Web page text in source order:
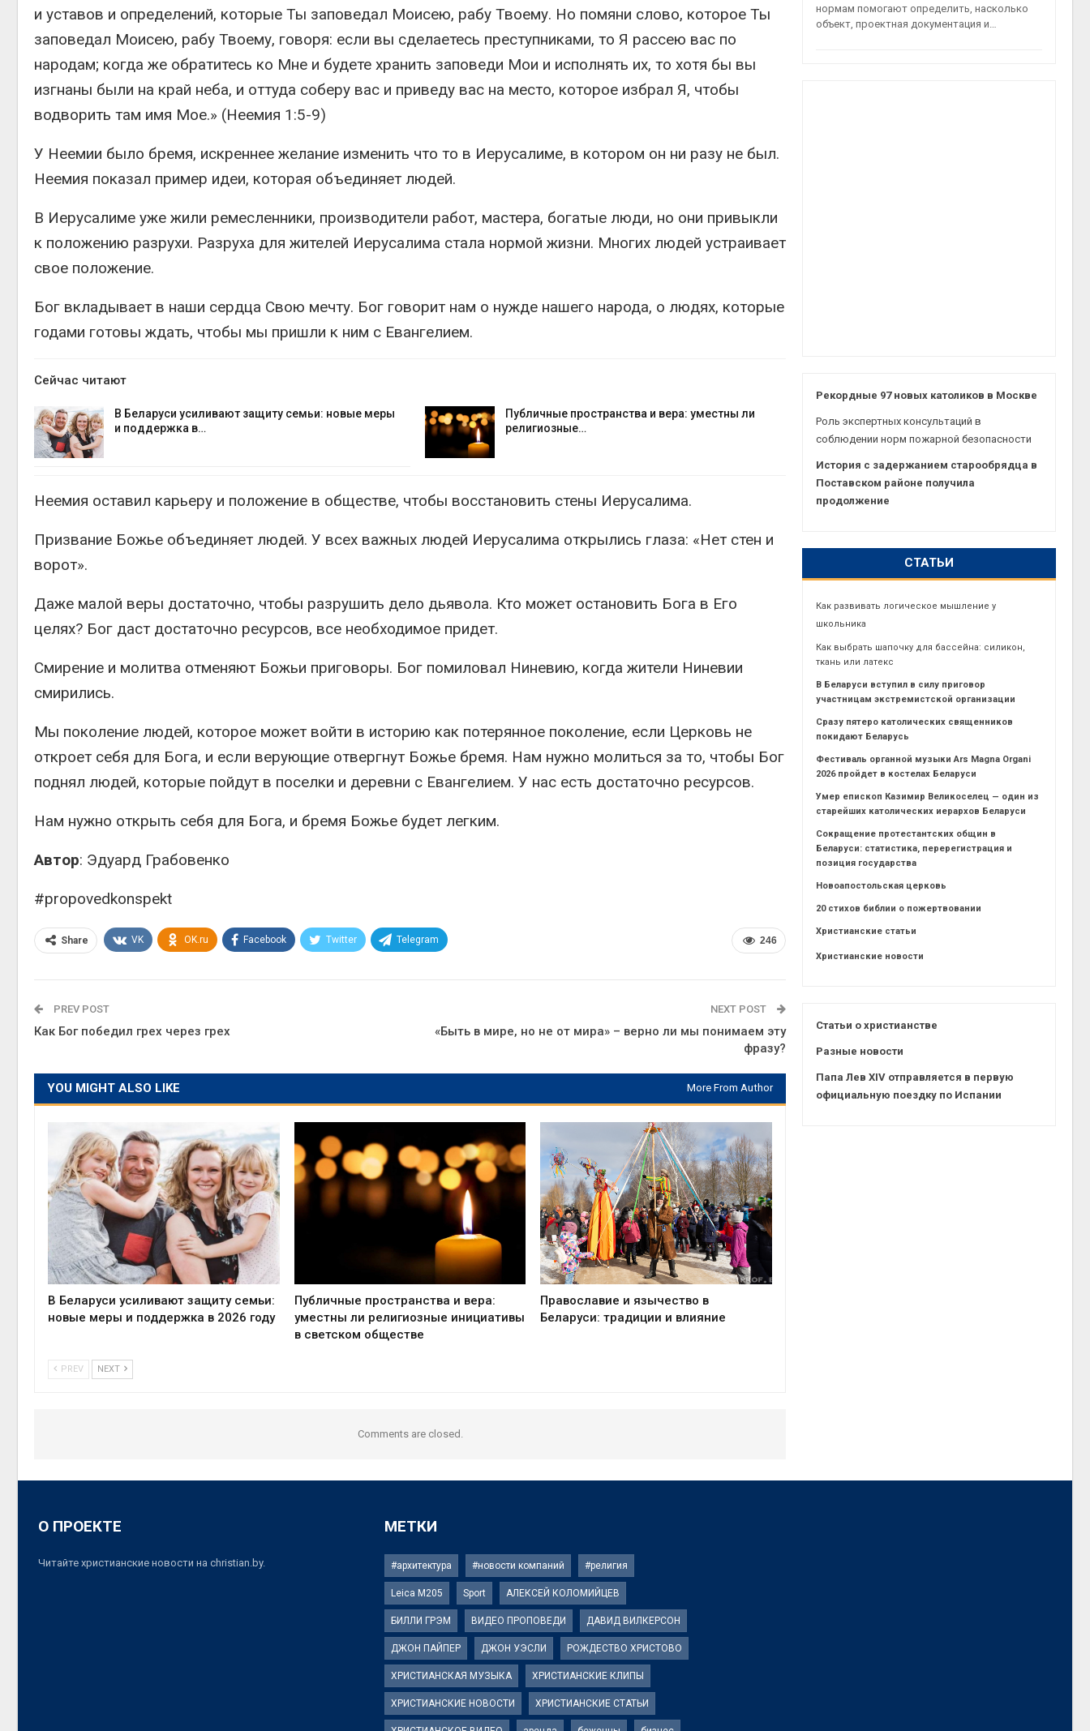
и уставов и определений, которые Ты заповедал Моисею, рабу Твоему. Но помяни слово, которое Ты
заповедал Моисею, рабу Твоему, говоря: если вы сделаетесь преступниками, то Я рассею вас по
народам; когда же обратитесь ко Мне и будете хранить заповеди Мои и исполнять их, то хотя бы вы
изгнаны были на край неба, и оттуда соберу вас и приведу вас на место, которое избрал Я, чтобы
водворить там имя Мое.» (Неемия 1:5-9)
У Неемии было бремя, искреннее желание изменить что то в Иерусалиме, в котором он ни разу не был.
Неемия показал пример идеи, которая объединяет людей.
В Иерусалиме уже жили ремесленники, производители работ, мастера, богатые люди, но они привыкли
к положению разрухи. Разруха для жителей Иерусалима стала нормой жизни. Многих людей устраивает
свое положение.
Бог вкладывает в наши сердца Свою мечту. Бог говорит нам о нужде нашего народа, о людях, которые
годами готовы ждать, чтобы мы пришли к ним с Евангелием.
Сейчас читают
В Беларуси усиливают защиту семьи: новые меры
и поддержка в…
Публичные пространства и вера: уместны ли
религиозные…
Неемия оставил карьеру и положение в обществе, чтобы восстановить стены Иерусалима.
Призвание Божье объединяет людей. У всех важных людей Иерусалима открылись глаза: «Нет стен и
ворот».
Даже малой веры достаточно, чтобы разрушить дело дьявола. Кто может остановить Бога в Его
целях? Бог даст достаточно ресурсов, все необходимое придет.
Смирение и молитва отменяют Божьи приговоры. Бог помиловал Ниневию, когда жители Ниневии
смирились.
Мы поколение людей, которое может войти в историю как потерянное поколение, если Церковь не
откроет себя для Бога, и если верующие отвергнут Божье бремя. Нам нужно молиться за то, чтобы Бог
поднял людей, которые пойдут в поселки и деревни с Евангелием. У нас есть достаточно ресурсов.
Нам нужно открыть себя для Бога, и бремя Божье будет легким.
Автор: Эдуард Грабовенко
#propovedkonspekt
246
Share VK OK.ru Facebook Twitter Telegram
PREV POST
Как Бог победил грех через грех
NEXT POST
«Быть в мире, но не от мира» – верно ли мы понимаем эту
фразу?
YOU MIGHT ALSO LIKE More From Author
В Беларуси усиливают защиту семьи:
новые меры и поддержка в 2026 году
Публичные пространства и вера:
уместны ли религиозные инициативы
в светском обществе
Православие и язычество в
Беларуси: традиции и влияние
PREV NEXT
Comments are closed.
нормам помогают определить, насколько
объект, проектная документация и…
Рекордные 97 новых католиков в Москве
Роль экспертных консультаций в
соблюдении норм пожарной безопасности
История с задержанием старообрядца в
Поставском районе получила
продолжение
СТАТЬИ
Как развивать логическое мышление у
школьника
Как выбрать шапочку для бассейна: силикон,
ткань или латекс
В Беларуси вступил в силу приговор
участницам экстремистской организации
Сразу пятеро католических священников
покидают Беларусь
Фестиваль органной музыки Ars Magna Organi
2026 пройдет в костелах Беларуси
Умер епископ Казимир Великоселец — один из
старейших католических иерархов Беларуси
Сокращение протестантских общин в
Беларуси: статистика, перерегистрация и
позиция государства
Новоапостольская церковь
20 стихов библии о пожертвовании
Христианские статьи
Христианские новости
Статьи о христианстве
Разные новости
Папа Лев XIV отправляется в первую
официальную поездку по Испании
О ПРОЕКТЕ
Читайте христианские новости на christian.by.
МЕТКИ
#архитектура #новости компаний #религия
Leica M205 Sport АЛЕКСЕЙ КОЛОМИЙЦЕВ
БИЛЛИ ГРЭМ ВИДЕО ПРОПОВЕДИ ДАВИД ВИЛКЕРСОН
ДЖОН ПАЙПЕР ДЖОН УЭСЛИ РОЖДЕСТВО ХРИСТОВО
ХРИСТИАНСКАЯ МУЗЫКА ХРИСТИАНСКИЕ КЛИПЫ
ХРИСТИАНСКИЕ НОВОСТИ ХРИСТИАНСКИЕ СТАТЬИ